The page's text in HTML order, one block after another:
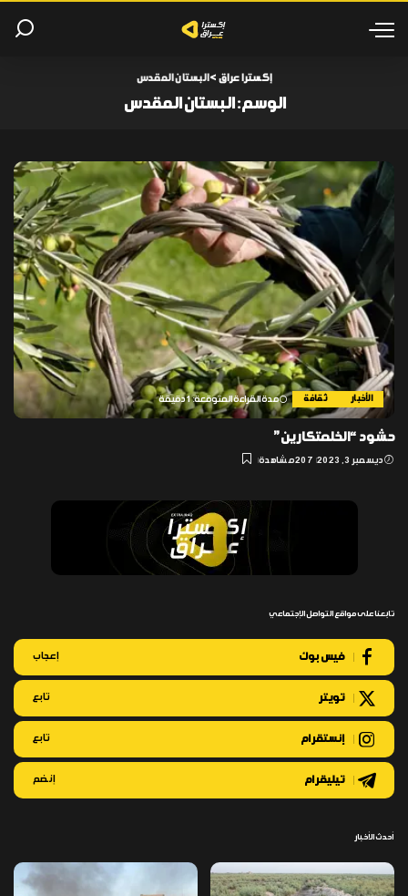
إكسترا عراق >البستان المقدس
الوسم:البستان المقدس
الأخبار ثقافة مدة القراءة المتوقعة: 1 دقيقة
حشود “الخلمتكارين”
ديسمبر 3, 2023 207 مشاهدة
تابعنا على مواقع التواصل الإجتماعي
فيس بوك إعجاب
تويتر تابع
إنستقرام تابع
تيليقرام إنضم
أحدث الأخبار